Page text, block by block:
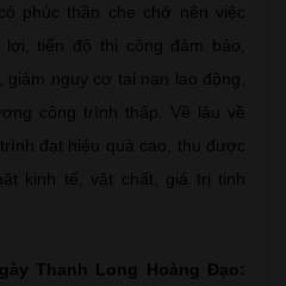
phúc thần che chở nên việc
tiến độ thi công đảm bảo,
nguy cơ tai nạn lao động,
công trình thấp. Về lâu về
đạt hiệu quả cao, thu được
kinh tế, vật chất, giá trị tinh
Thanh Long Hoàng Đạo: